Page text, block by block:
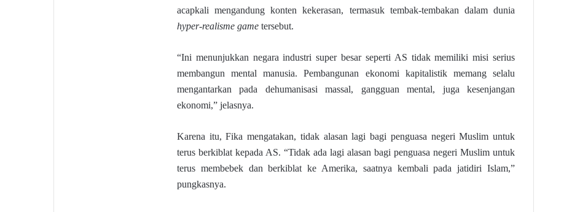
acapkali mengandung konten kekerasan, termasuk tembak-tembakan dalam dunia
hyper-realisme game tersebut.
“Ini menunjukkan negara industri super besar seperti AS tidak memiliki misi serius
membangun mental manusia. Pembangunan ekonomi kapitalistik memang selalu
mengantarkan pada dehumanisasi massal, gangguan mental, juga kesenjangan
ekonomi,” jelasnya.
Karena itu, Fika mengatakan, tidak alasan lagi bagi penguasa negeri Muslim untuk
terus berkiblat kepada AS. “Tidak ada lagi alasan bagi penguasa negeri Muslim untuk
terus membebek dan berkiblat ke Amerika, saatnya kembali pada jatidiri Islam,”
pungkasnya.